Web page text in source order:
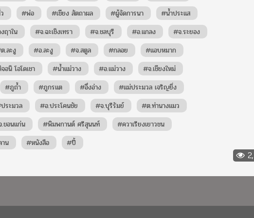
#พ่อ #เชียง สัตถาผล #ผู้จัดการนา
#น้ำประแส
ฤาใน #จ.ฉะเชิงเทรา #จ.ชลบุรี #อ.แกลง
#จ.ระยอง
.ละงู #อ.ละงู #จ.สตูล #กลอย
#แอบหมาก
อนิ โอโดเชา #น้ำแม่วาง #อ.แม่วาง
#จ.เชียงใหม่
#ภูถ้ำ #ภูกรแต #อึ่งอ่าง
#แม่ประมวล เจริญยิ่ง
ระมวล #อ.ประโคนชัย #จ.บุรีรัมย์
#ต.ท่านางแมว
ขอนแก่น #พิมพกานต์ ศรีสุนนท์
#ควาเรียงเยาวชน
น #หนังสือ #ปี้